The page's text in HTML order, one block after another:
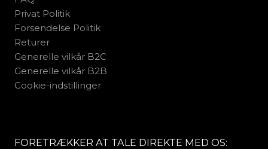
Privat Politik
Forsendelse Politik
Returer
Generelle vilkår B2C
Generelle vilkår B2B
Cookie-indstillinger
FORETRÆKKER AT TALE DIREKTE MED OS: